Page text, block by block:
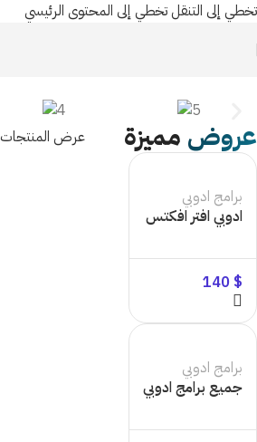
تخطي إلى التنقلتخطي إلى المحتوى الرئيسي
عروض مميزة عرض المنتجات
برامج ادوبي
ادوبي افتر افكتس
140 $
برامج ادوبي
جميع برامج ادوبي